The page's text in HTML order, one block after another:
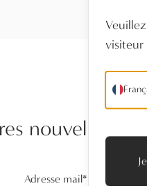
nouvelles
Adresse mail*
visiteur